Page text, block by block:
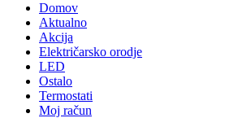
Domov
Aktualno
Akcija
Električarsko orodje
LED
Ostalo
Termostati
Moj račun